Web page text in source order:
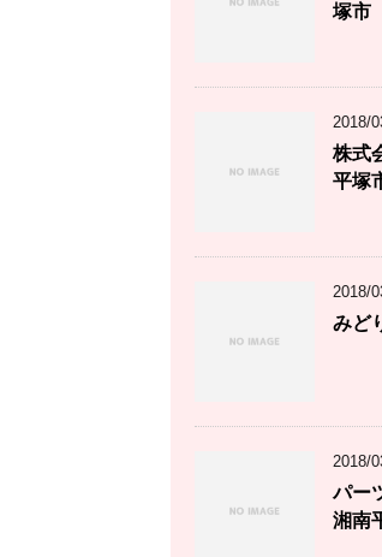
塚市
2018/
株式
平塚
2018/
みど
2018/
パー
湘南